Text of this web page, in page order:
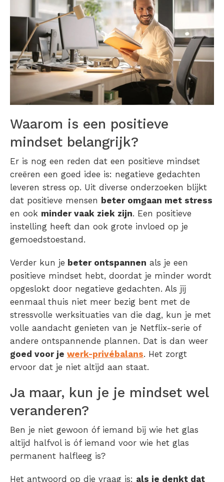
Waarom is een positieve
mindset belangrijk?
Er is nog een reden dat een positieve mindset
creëren een goed idee is: negatieve gedachten
leveren stress op. Uit diverse onderzoeken blijkt
dat positieve mensen beter omgaan met stress
en ook minder vaak ziek zijn. Een positieve
instelling heeft dan ook grote invloed op je
gemoedstoestand.
Verder kun je beter ontspannen als je een
positieve mindset hebt, doordat je minder wordt
opgeslokt door negatieve gedachten. Als jij
eenmaal thuis niet meer bezig bent met de
stressvolle werksituaties van die dag, kun je met
volle aandacht genieten van je Netflix-serie of
andere ontspannende plannen. Dat is dan weer
goed voor je werk-privébalans. Het zorgt
ervoor dat je niet altijd aan staat.
Ja maar, kun je je mindset wel
veranderen?
Ben je niet gewoon óf iemand bij wie het glas
altijd halfvol is óf iemand voor wie het glas
permanent halfleeg is?
Het antwoord op die vraag is: als je denkt dat